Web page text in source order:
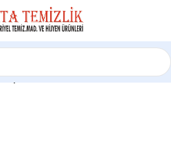
Kaplar/Tabaklar